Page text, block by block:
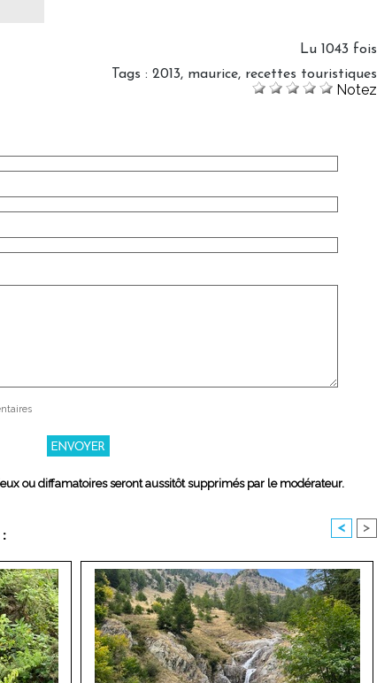
Lu 1043 fois
Tags : 2013, maurice, recettes touristiques
Notez
ou diffamatoires seront aussitôt supprimés par le modérateur.
< >